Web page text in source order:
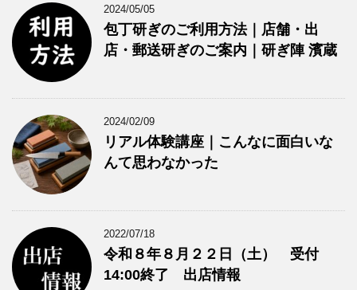
2024/05/05
包丁研ぎのご利用方法｜店舗・出
店・郵送研ぎのご案内｜研ぎ陣 濱蔵
2024/02/09
リアル体験講座｜こんなに面白いな
んて思わなかった
2022/07/18
令和８年８月２２日（土） 受付
14:00終了 出店情報